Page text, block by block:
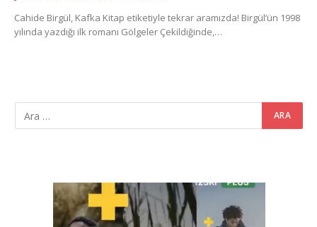
Cahide Birgül, Kafka Kitap etiketiyle tekrar aramızda! Birgül’ün 1998
yılında yazdığı ilk romanı Gölgeler Çekildiğinde,…
Video
oynatıcı